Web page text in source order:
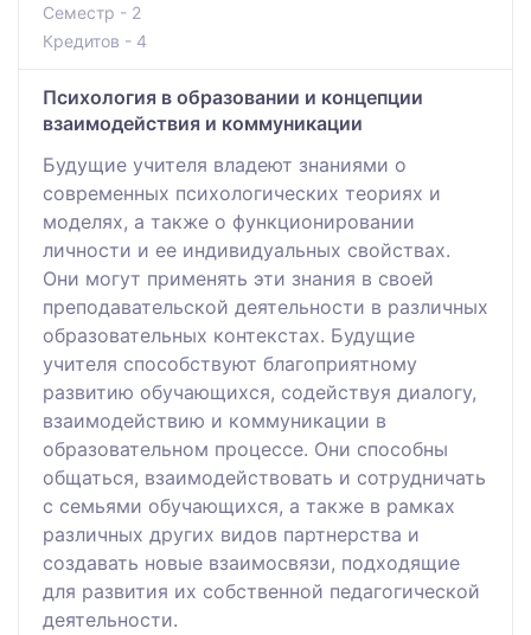
Семестр - 2
Кредитов - 4
Психология в образовании и концепции
взаимодействия и коммуникации
Будущие учителя владеют знаниями о
современных психологических теориях и
моделях, а также о функционировании
личности и ее индивидуальных свойствах.
Они могут применять эти знания в своей
преподавательской деятельности в различных
образовательных контекстах. Будущие
учителя способствуют благоприятному
развитию обучающихся, содействуя диалогу,
взаимодействию и коммуникации в
образовательном процессе. Они способны
общаться, взаимодействовать и сотрудничать
с семьями обучающихся, а также в рамках
различных других видов партнерства и
создавать новые взаимосвязи, подходящие
для развития их собственной педагогической
деятельности.